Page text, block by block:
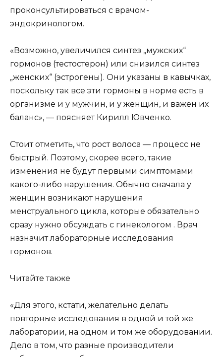
проконсультироваться с врачом-
эндокринологом.
«Возможно, увеличился синтез „мужских“
гормонов (тестостерон) или снизился синтез
„женских“ (эстрогены). Они указаны в кавычках,
поскольку так все эти гормоны в норме есть в
организме и у мужчин, и у женщин, и важен их
баланс», — поясняет Кирилл Ювченко.
Стоит отметить, что рост волоса — процесс не
быстрый. Поэтому, скорее всего, такие
изменения не будут первыми симптомами
какого-либо нарушения. Обычно сначала у
женщин возникают нарушения
менструального цикла, которые обязательно
сразу нужно обсуждать с гинекологом . Врач
назначит лабораторные исследования
гормонов.
Читайте также
«Для этого, кстати, желательно делать
повторные исследования в одной и той же
лаборатории, на одном и том же оборудовании.
Дело в том, что разные производители